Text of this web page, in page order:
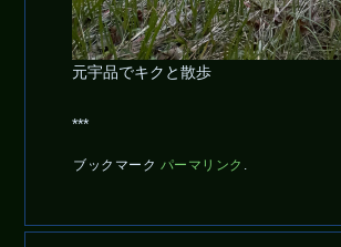
元宇品でキクと散歩
***
ブックマーク パーマリンク